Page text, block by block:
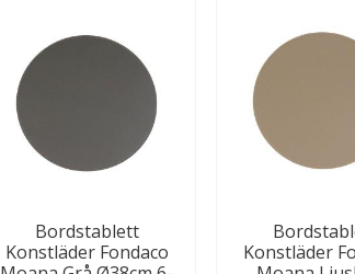
Bordstablett
Konstläder Fondaco
Konstläder